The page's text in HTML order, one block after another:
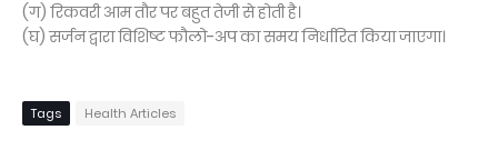
(ग) रिकवरी आम तौर पर बहुत तेजी से होती है।
(घ) सर्जन द्वारा विशिष्ट फौलो-अप का समय निर्धारित किया जाएगा।
Tags Health Articles